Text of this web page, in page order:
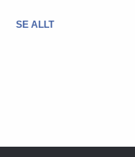
SE ALLT